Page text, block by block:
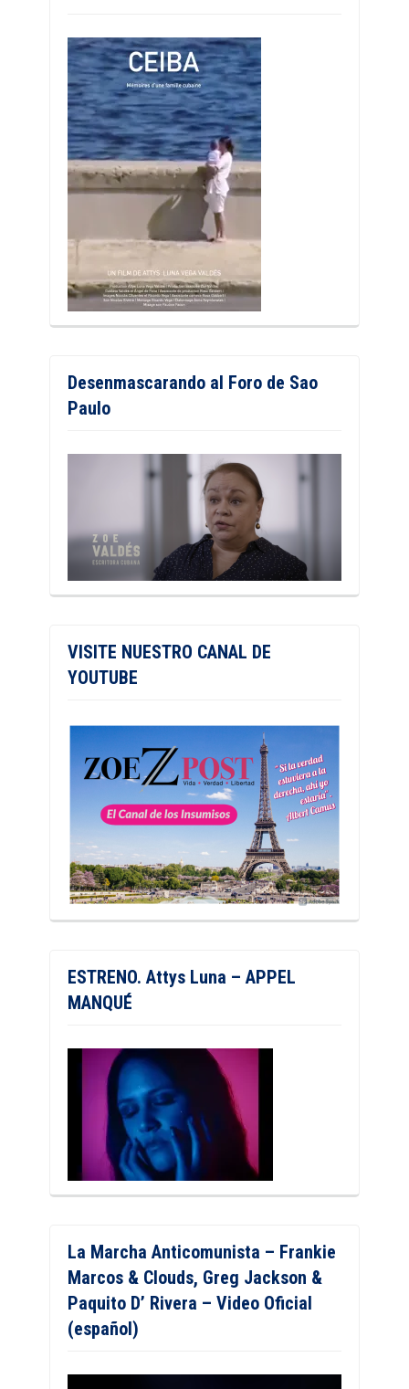
Desenmascarando al Foro de Sao
Paulo
VISITE NUESTRO CANAL DE
YOUTUBE
ESTRENO. Attys Luna – APPEL
MANQUÉ
La Marcha Anticomunista – Frankie
Marcos & Clouds, Greg Jackson &
Paquito D’ Rivera – Video Oficial
(español)